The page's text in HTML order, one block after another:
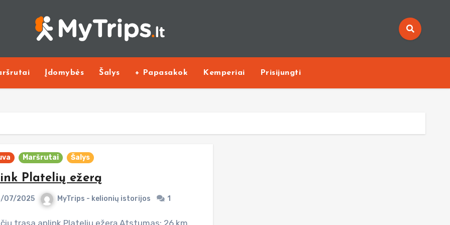
Įdomybės Šalys + Papasakok Kemperiai Prisijungti
Maršrutai Šalys
Platelių ežerą
07/2025 MyTrips - kelionių istorijos 1